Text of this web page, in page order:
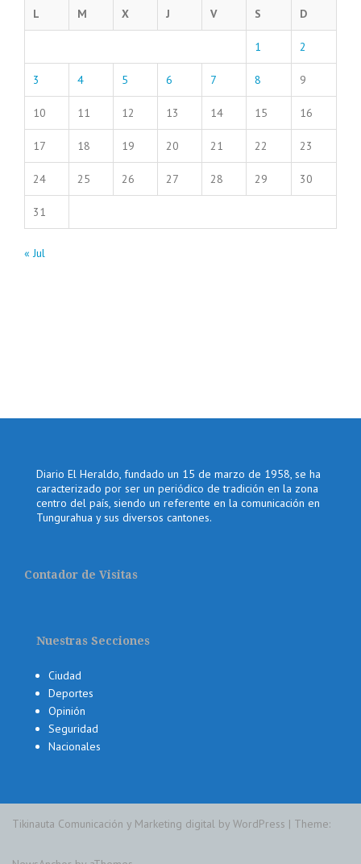
L M X J V S D
1 2
3 4 5 6 7 8 9
10 11 12 13 14 15 16
17 18 19 20 21 22 23
24 25 26 27 28 29 30
31
« Jul
Diario El Heraldo, fundado un 15 de marzo de 1958, se ha
caracterizado por ser un periódico de tradición en la zona
centro del país, siendo un referente en la comunicación en
Tungurahua y sus diversos cantones.
Contador de Visitas
Nuestras Secciones
Ciudad
Deportes
Opinión
Seguridad
Nacionales
Tikinauta Comunicación y Marketing digital by WordPress | Theme: